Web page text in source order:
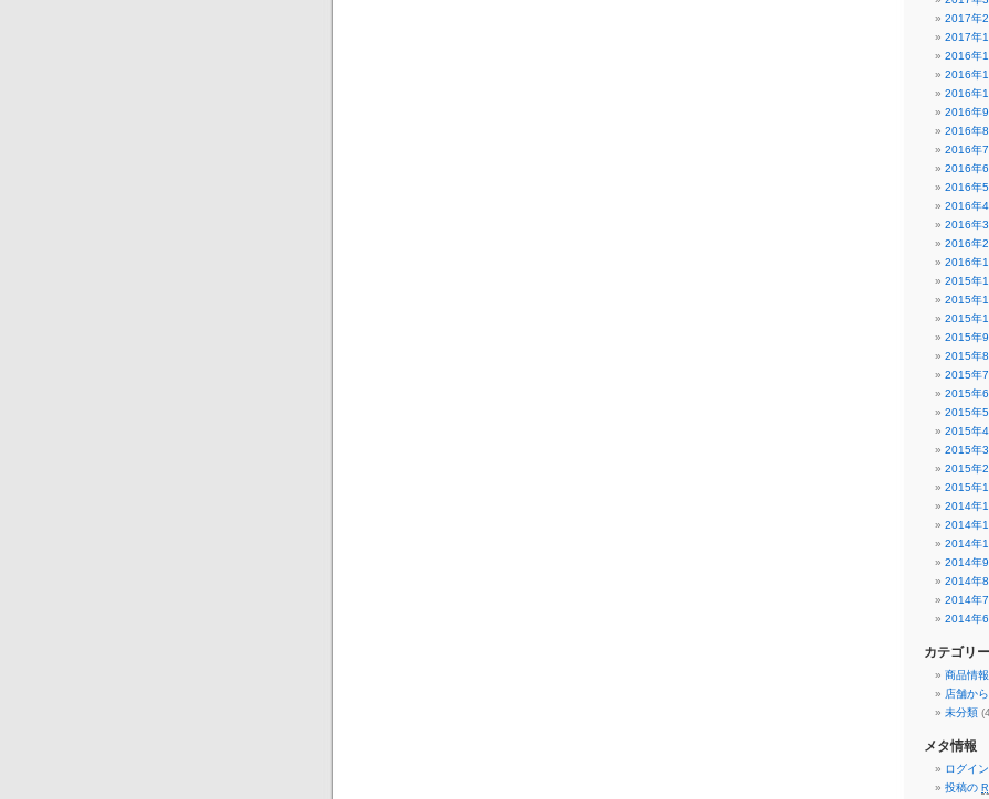
2017年2
2017年1
2016年
2016年
2016年
2016年9
2016年8
2016年7
2016年6
2016年5
2016年4
2016年3
2016年2
2016年1
2015年
2015年
2015年
2015年9
2015年8
2015年7
2015年6
2015年5
2015年4
2015年3
2015年2
2015年1
2014年
2014年
2014年
2014年9
2014年8
2014年7
2014年6
カテゴリー
商品情報
店舗か
未分類
メタ情報
ログイン
投稿の